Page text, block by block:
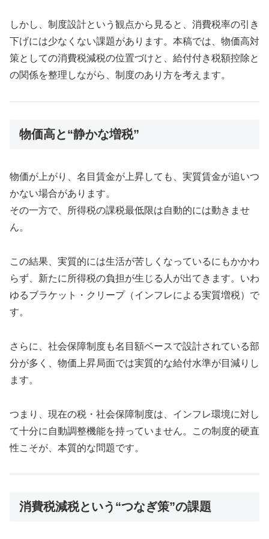
しかし、制度設計という観点から見ると、消費税率の引き
下げには少なくない課題があります。本稿では、物価高対
策としての消費税減税の位置づけと、給付付き税額控除と
の関係を整理しながら、制度のあり方を考えます。
物価高と“静かな増税”
物価が上がり、名目賃金が上昇しても、実質賃金が追いつ
かない場合があります。
その一方で、所得税の課税最低限は自動的には動きませ
ん。
この結果、実質的には生活が苦しくなっているにもかかわ
らず、新たに所得税の負担が生じる人が出てきます。いわ
ゆるブラケット・クリープ（インフレによる実質増税）で
す。
さらに、社会保障制度も名目額ベースで設計されている部
分が多く、物価上昇局面では実質的な給付水準が目減りし
ます。
つまり、現在の税・社会保障制度は、インフレ環境に対し
て十分に自動調整機能を持っていません。この制度的硬直
性こそが、本質的な問題です。
消費税減税という“つなぎ策”の課題